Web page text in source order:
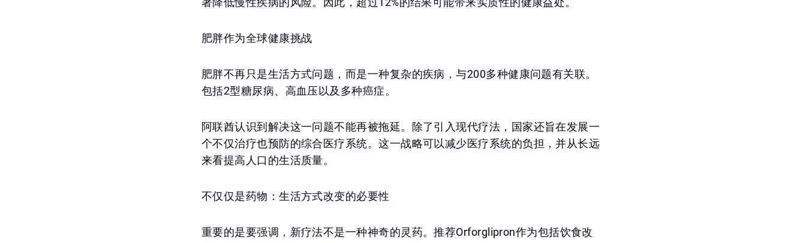
肥胖作为全球健康挑战
肥胖不再只是生活方式问题，而是一种复杂的疾病，与200多种健康问题有关联。
包括2型糖尿病、高血压以及多种癌症。
阿联酋认识到解决这一问题不能再被拖延。除了引入现代疗法，国家还旨在发展一
个不仅治疗也预防的综合医疗系统。这一战略可以减少医疗系统的负担，并从长远
来看提高人口的生活质量。
不仅仅是药物：生活方式改变的必要性
重要的是要强调，新疗法不是一种神奇的灵药。推荐Orforglipron作为包括饮食改